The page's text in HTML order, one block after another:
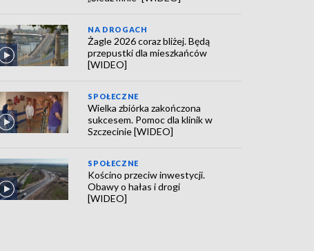
NA DROGACH
Żagle 2026 coraz bliżej. Będą
przepustki dla mieszkańców
[WIDEO]
SPOŁECZNE
Wielka zbiórka zakończona
sukcesem. Pomoc dla klinik w
Szczecinie [WIDEO]
SPOŁECZNE
Kościno przeciw inwestycji.
Obawy o hałas i drogi
[WIDEO]